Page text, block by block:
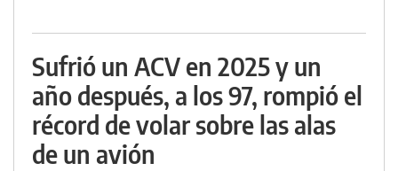
Sufrió un ACV en 2025 y un
año después, a los 97, rompió el
récord de volar sobre las alas
de un avión